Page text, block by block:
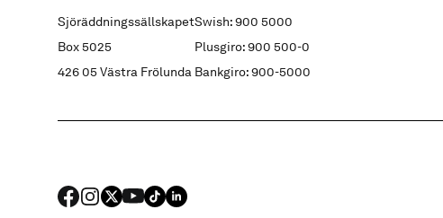
Sjöräddningssällskapet
Box 5025
426 05 Västra Frölunda
Swish: 900 5000
Plusgiro: 900 500-0
Bankgiro: 900-5000
FACEBOOK
Instagram
X YouTube
TIKTOKLINKED IN